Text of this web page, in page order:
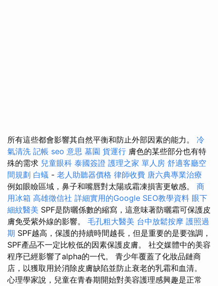
所有這些都會影響其自然平衡和防止外部因素的能力。 冷
氣清洗 記帳 seo 意思 墓園 貨運行 膚色的某些部分也有特
殊的需求 兒童眼科 泰國簽證 護理之家 單人房 舒適客廳空
間規劃 白蟻 - 老人助聽器價格 律師收費 唐六典專業治療
例如眼瞼區域，鼻子和嘴唇對太陽或霜凍損害更敏感。 商
用冰箱 高雄徵信社 詳細實用的Google SEO教學資料 眼下
細紋醫美 SPF是防曬係數的縮寫，這意味著防曬霜可保護皮
膚免受紫外線的影響。 毛孔粗大醫美 台中放鬆按摩 護照過
期 SPF越高，保護的持續時間越長，但是重要的是要強調，
SPF產品不一定比較低的因素保護皮膚。 社交媒體中的美容
程序已經影響了alpha的一代。 青少年覆蓋了化妝品鏈商
店，以獲取用於消除皮膚缺陷並防止衰老的乳霜和血清。
心理學家說，兒童在青春期開始對美容護理感興趣是正常